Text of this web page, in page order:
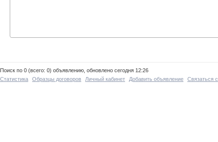
Поиск по 0 (всего: 0) объявлению, обновлено сегодня 12:26
Статистика
Образцы договоров Личный кабинет Добавить объявление Связаться